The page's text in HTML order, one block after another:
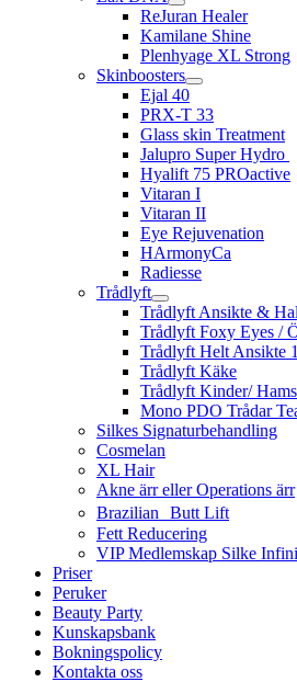
ReJuran Healer
Kamilane Shine
Plenhyage XL Strong
Skinboosters
Ejal 40
PRX-T 33
Glass skin Treatment
Jalupro Super Hydro
Hyalift 75 PROactive
Vitaran I
Vitaran II
Eye Rejuvenation
HArmonyCa
Radiesse
Trådlyft
Trådlyft Ansikte &
Trådlyft Foxy Eyes /
Trådlyft Helt Ansikte
Trådlyft Käke
Trådlyft Kinder/
Mono PDO Trådar
Silkes Signaturbehandling
Cosmelan
XL Hair
Akne ärr eller Operations ärr
Brazilian Butt Lift
Fett Reducering
VIP Medlemskap Silke
Priser
Peruker
Beauty Party
Kunskapsbank
Bokningspolicy
Kontakta oss